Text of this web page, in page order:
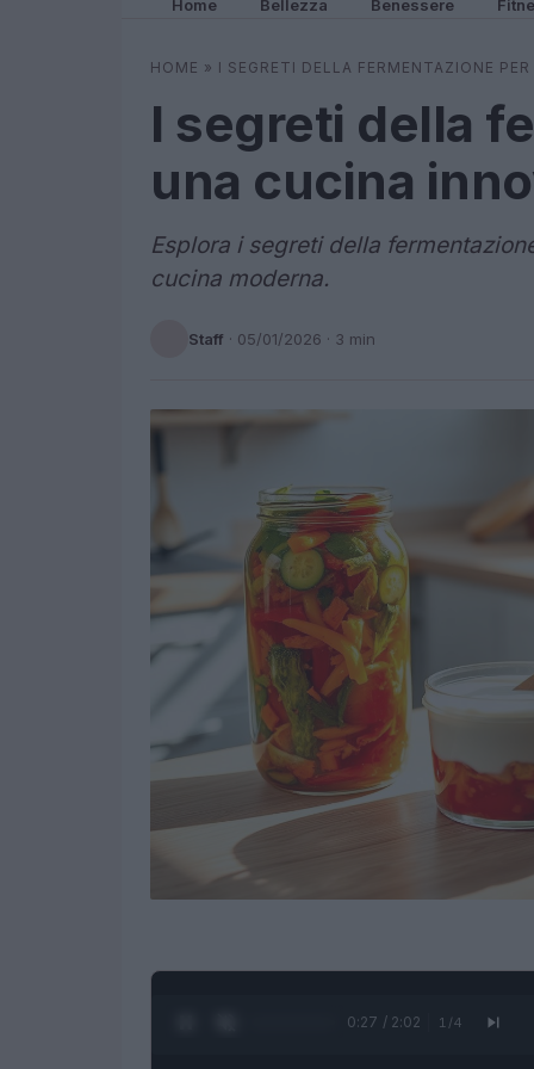
Home Bellezza Benessere
HOME » I SEGRETI DELLA FERMENTAZIONE
I segreti della
una cucina
Esplora i segreti della
cucina moderna.
Staff · 05/01/2026 · 3 min
0:28 / 2:02 1 /4